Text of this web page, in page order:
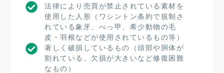
法律により売買が禁止されている素材を
使用した人形（ワシントン条約で規制さ
れている象牙、べっ甲、希少動物の毛
皮・羽根などが使用されているもの等）
著しく破損しているもの（頭部や胴体が
割れている、欠損が大きいなど修復困難
なもの）